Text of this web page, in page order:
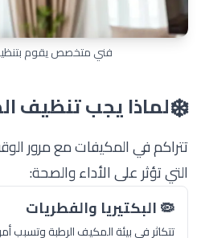
فني متخصص يقوم
❄️لماذا يجب تنظيف
تتراكم في المكيفات مع مرور
التي تؤثر على الأداء والصحة:
🦠 البكتيريا والفطريات
تتكاثر في بيئة المكيف الرطبة وتسبب